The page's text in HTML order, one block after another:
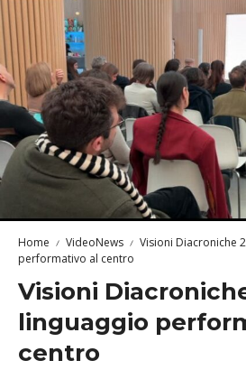
Home VideoNews
Visioni Diacroniche
performativo al centro
Visioni
linguaggio
centro